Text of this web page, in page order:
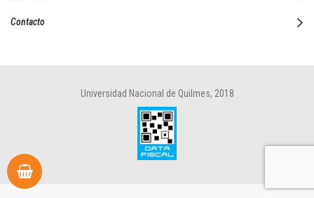
Contacto
Universidad Nacional de Quilmes, 2018